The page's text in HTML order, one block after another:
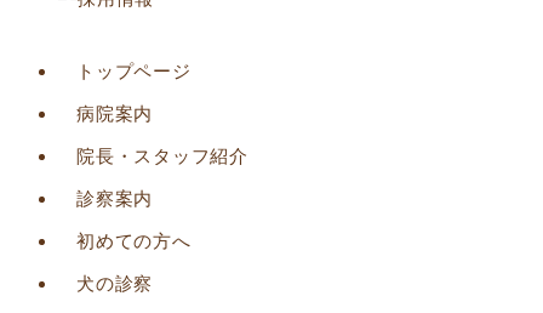
トップページ
病院案内
院長・スタッフ紹介
診察案内
初めての方へ
犬の診察